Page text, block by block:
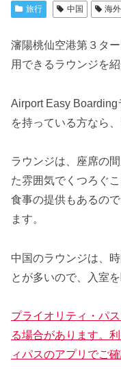
旅行 中国 海外
瀋陽桃仙空港第３タ
用できるラウンジを紹
Airport Easy Boarding
を持っている方なら
ラウンジは、座席の
た雰囲気でくつろぐ
食事の提供もあるの
ます。
中国のラウンジは、
とが多いので、入室
プライオリティ・パ
る場合があります。
ィパスのアプリでご